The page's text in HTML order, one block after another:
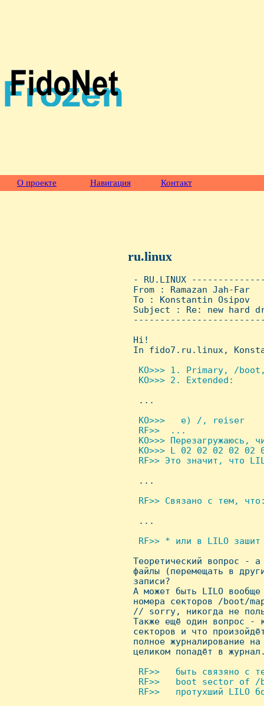
О проекте Навигация Контакт
ru.linux
- RU.LINUX
From : Ramazan Jah-
To : Konstantin Osipov
Subject : Re: new hard
Hi!
In fido7.ru.linux,
KO>>> 1. Primary, /
  KO>>> 2. Extended:
...
KO>>>   e) /, reiser
  RF>>  ...
KO>>> Перезагрyжаюсь,
KO>>> L 02 02 02 02 02
RF>> Это значит, что
...
RF>> Связано с тем,
...
RF>> * или в LILO
Теоретический вопрос -
файлы (перемещать в
записи?
А может быть LILO вообще
номера секторов /boot/
// sorry, никогда не
Также ещё один вопрос -
секторов и что
полное журналирование
целиком попадёт в
RF>>   быть связяно с
RF>>   boot sector of
RF>>   протухший LILO